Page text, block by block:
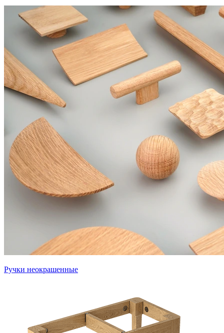
Ручки неокрашенные